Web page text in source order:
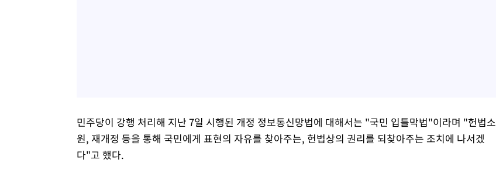
민주당이 강행 처리해 지난 7일 시행된 개정 정보통신망법에 대해서는 "국민 입틀막법"이라며 "헌법소
원, 재개정 등을 통해 국민에게 표현의 자유를 찾아주는, 헌법상의 권리를 되찾아주는 조치에 나서겠
다"고 했다.